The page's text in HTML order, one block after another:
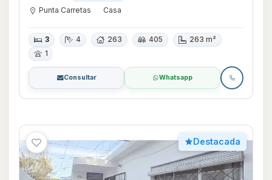
Punta Carretas Casa
3 4 263 405
263 m²
1
Consultar Whatsapp
Destacada